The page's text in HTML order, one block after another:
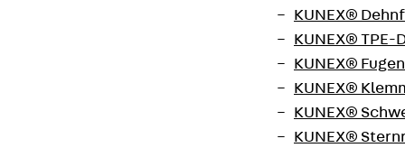
KUNEX®
KUNEX®
KUNEX®
KUNEX®
KUNEX®
KUNEX®
vorkonfektioniert, WAGO